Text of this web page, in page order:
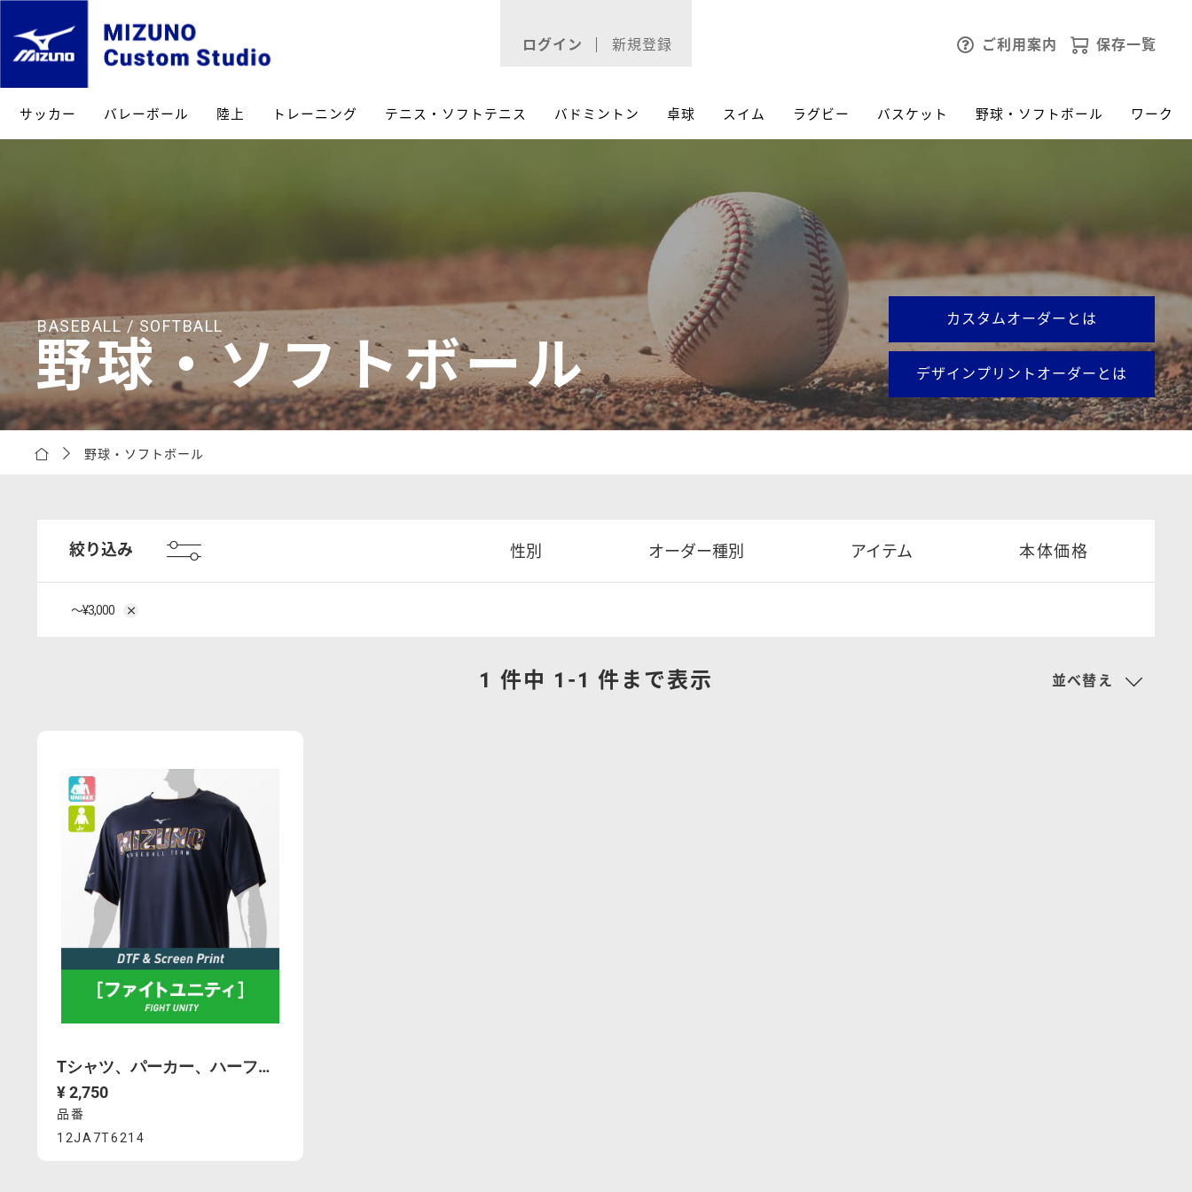
ご利用案内 保存一覧
ログイン 新規登録
サッカー バレーボール 陸上 トレーニング テニス・ソフトテニス バドミントン 卓球 スイム ラグビー バスケット 野球・ソフトボール ワーク
BASEBALL / SOFTBALL
野球・ソフトボール
カスタムオーダーとは
デザインプリントオーダーとは
野球・ソフトボール
絞り込み 性別 オーダー種別 アイテム 本体価格
〜¥3,000
並べ替え
1 件中 1-1 件まで表示
Tシャツ、パーカー、ハーフパンツなど
¥ 2,750
Product
品番
12JA7T6214